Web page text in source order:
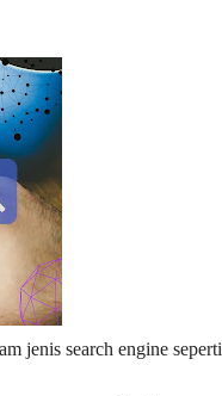
jenis search engine seperti